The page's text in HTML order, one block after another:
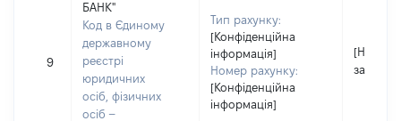
9
БАНК"
Код в Єдиному
державному
реєстрі
юридичних
осіб, фізичних
осіб –
Тип рахунку:
[Конфіденційна
інформація]
Номер рахунку:
[Конфіденційна
інформація]
[Не